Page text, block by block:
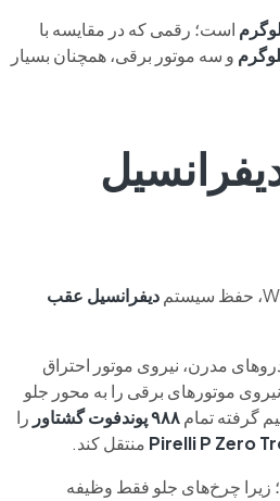
است؛ رقمی که در مقایسه با
و سه موتور برقی، همچنان بسیار
دیفرانسیل عقب
مدرن، نیروی موتور احتراق
موتورهای برقی را به محور جلو
گرفته تمام۹۸۸ پوندفوت گشتاور
را
Pirelli P Zero منتقل کند.
زیرا چرخ‌های جلو فقط وظیفه